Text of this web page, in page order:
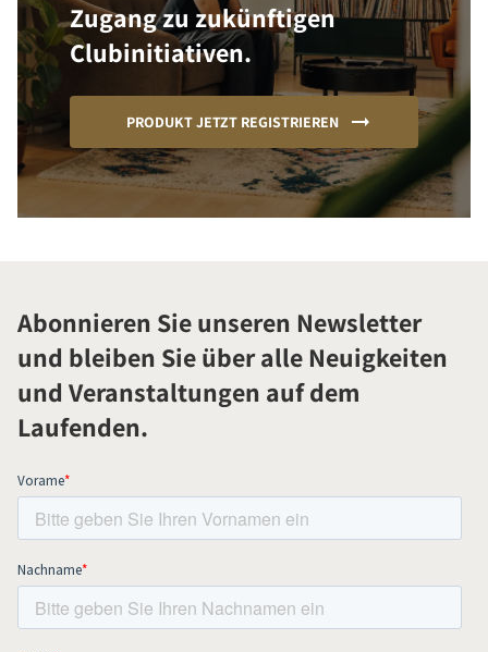
Zugang zu zukünftigen
Clubinitiativen.
PRODUKT JETZT REGISTRIEREN
Abonnieren Sie unseren Newsletter
und bleiben Sie über alle Neuigkeiten
und Veranstaltungen auf dem
Laufenden.